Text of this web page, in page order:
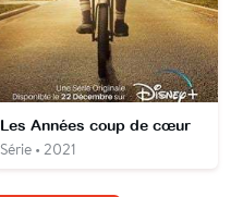
Les Années coup de cœur
Série • 2021